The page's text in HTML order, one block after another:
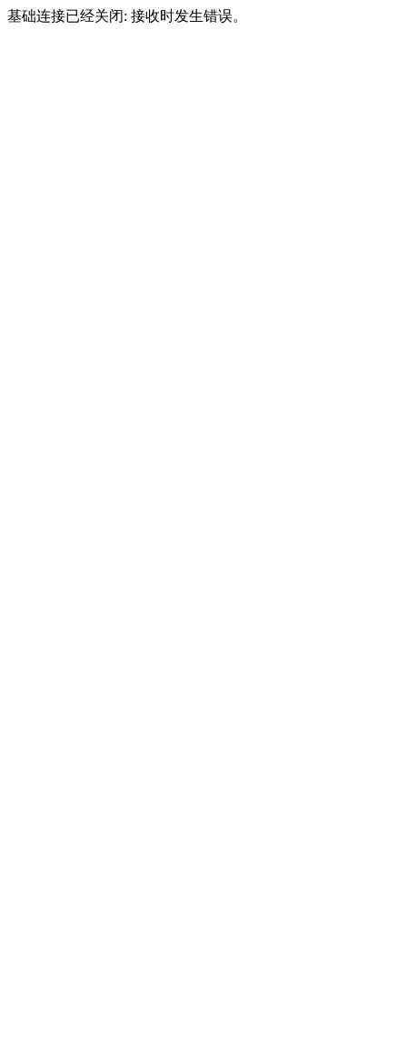
基础连接已经关闭: 接收时发生错误。